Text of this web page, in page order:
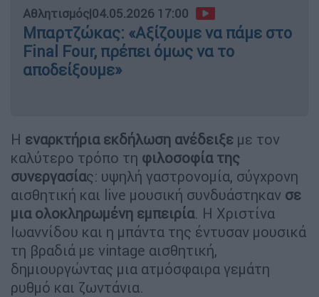
Αθλητισμός|04.05.2026 17:00
Μπαρτζώκας: «Αξίζουμε να πάμε στο
Final Four, πρέπει όμως να το
αποδείξουμε»
Η εναρκτήρια εκδήλωση ανέδειξε με τον
καλύτερο τρόπο τη φιλοσοφία της
συνεργασίας: υψηλή γαστρονομία, σύγχρονη
αισθητική και live μουσική συνδυάστηκαν σε
μια ολοκληρωμένη εμπειρία. Η Χριστίνα
Ιωαννίδου και η μπάντα της έντυσαν μουσικά
τη βραδιά με vintage αισθητική,
δημιουργώντας μια ατμόσφαιρα γεμάτη
ρυθμό και ζωντάνια.